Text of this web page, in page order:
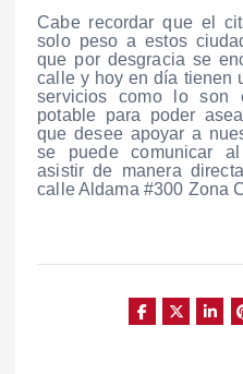
Cabe recordar que el
solo peso a estos
que por desgracia se
calle y hoy en día tienen
servicios como lo son
potable para poder
que desee apoyar a
se puede comunicar
asistir de manera
calle Aldama #300 Zona